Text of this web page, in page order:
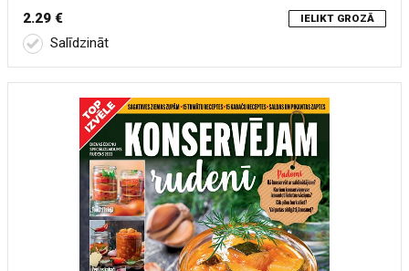
2.29 € IELIKT GROZĀ
Salīdzināt